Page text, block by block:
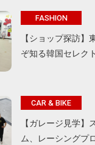
FASHION
【ショップ探訪】
ぞ知る韓国セレク
CAR & BIKE
【ガレージ見学】
ム、レーシングプ